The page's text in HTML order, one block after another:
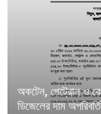
অকটেন, পেট্রোল ও
ডিজেলের দাম